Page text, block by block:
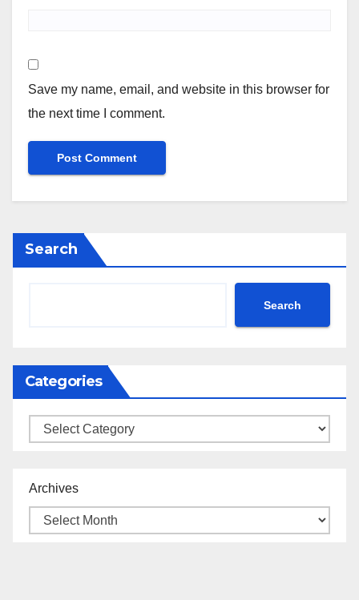
Save my name, email, and website in this browser for
the next time I comment.
Search
Search
Categories
Categories
Archives